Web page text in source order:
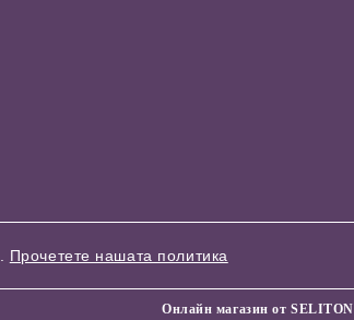
Прочетете нашата политика
Онлайн магазин от SELITON